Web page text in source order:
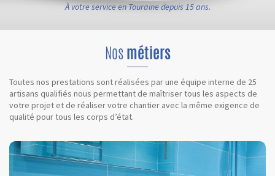
À votre service en Touraine depuis 15 ans.
Nosmétiers
Toutes nos prestations sont réalisées par une équipe interne de 25
artisans qualifiés nous permettant de maîtriser tous les aspects de
votre projet et de réaliser votre chantier avec la même exigence de
qualité pour tous les corps d’état.